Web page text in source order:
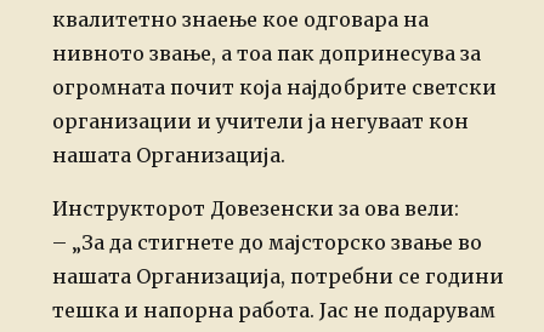
квалитетно знаење кое одговара на
нивното звање, а тоа пак допринесува за
огромната почит која најдобрите светски
организации и учители ја негуваат кон
нашата Организација.
Инструкторот Довезенски за ова вели:
– „За да стигнете до мајсторско звање во
нашата Организација, потребни се години
тешка и напорна работа. Јас не подарувам